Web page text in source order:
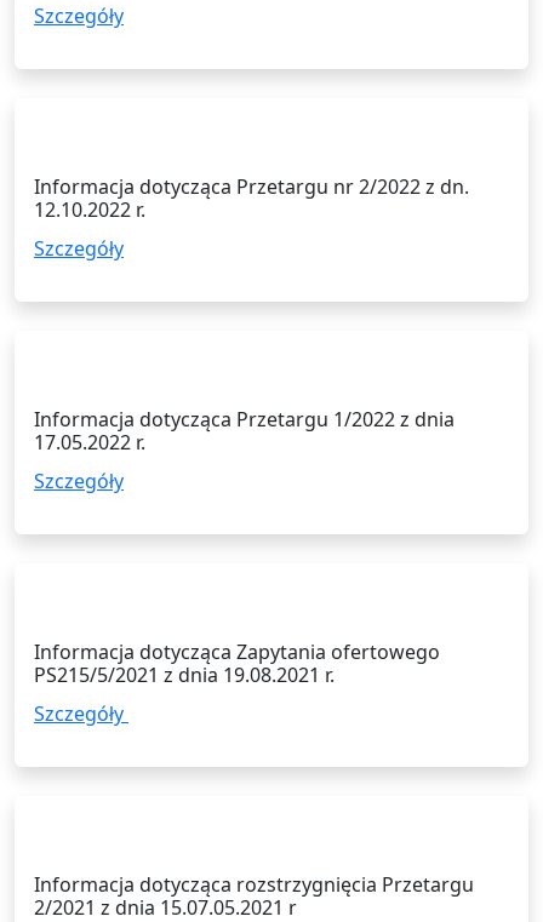
Szczegóły
Informacja dotycząca Przetargu nr 2/2022 z dn.
12.10.2022 r.
Szczegóły
Informacja dotycząca Przetargu 1/2022 z dnia
17.05.2022 r.
Szczegóły
Informacja dotycząca Zapytania ofertowego
PS215/5/2021 z dnia 19.08.2021 r.
Szczegóły
Informacja dotycząca rozstrzygnięcia Przetargu
2/2021 z dnia 15.07.05.2021 r